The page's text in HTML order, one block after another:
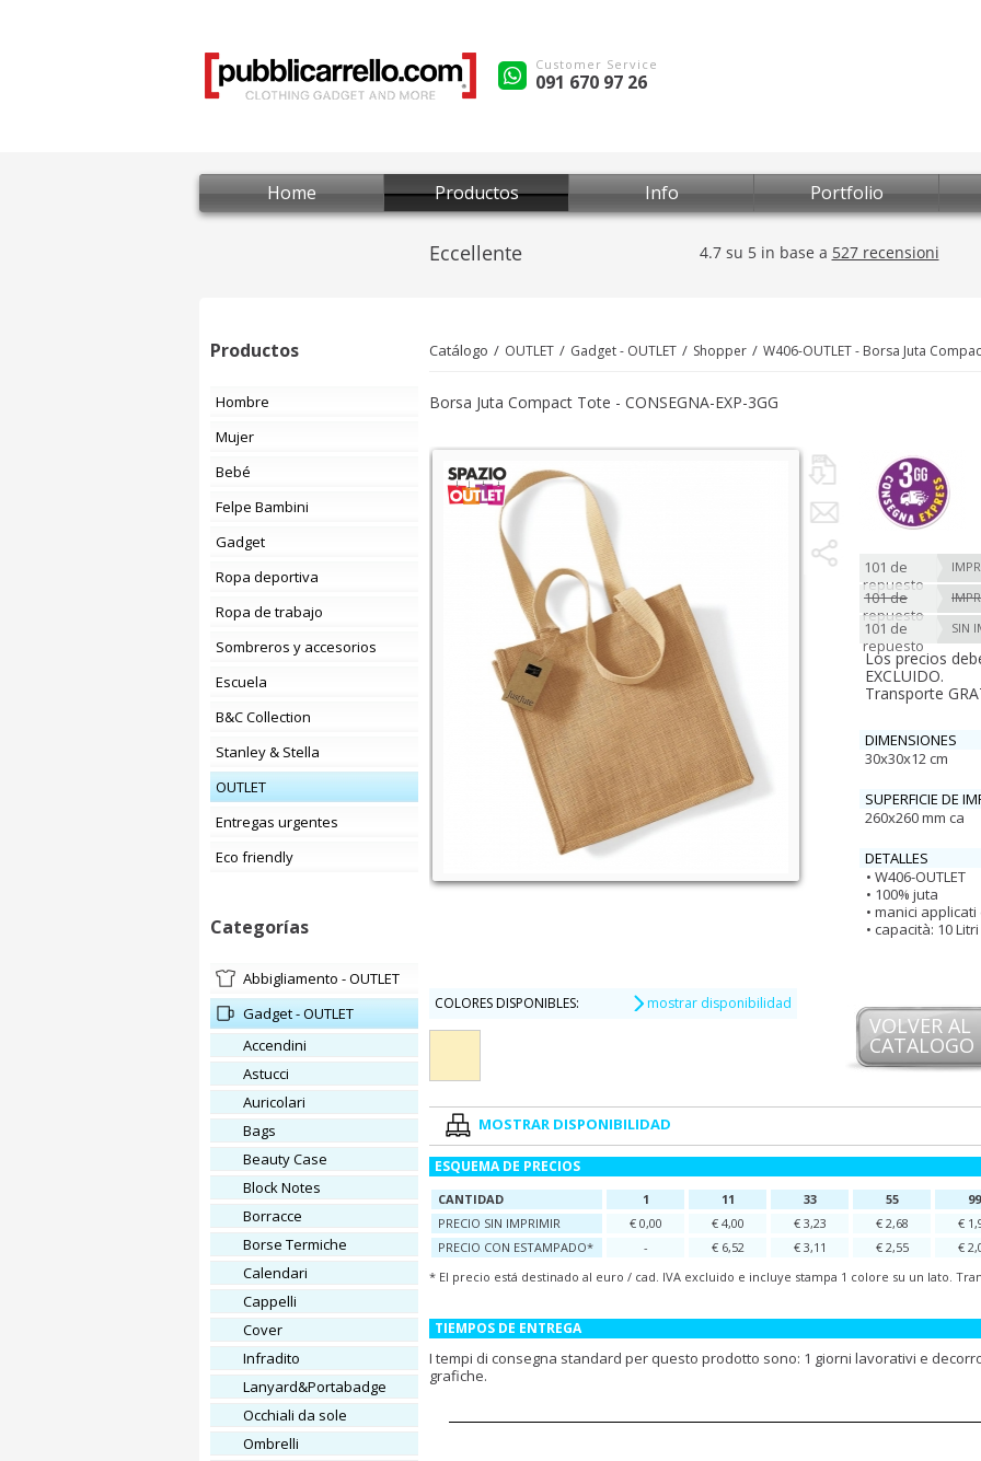
Customer Service
091 670 97 26
Home Productos Info Portfolio
Productos
Hombre
Mujer
Bebé
Felpe Bambini
Gadget
Ropa deportiva
Ropa de trabajo
Sombreros y accesorios
Escuela
B&C Collection
Stanley & Stella
OUTLET
Entregas urgentes
Eco friendly
Categorías
Abbigliamento - OUTLET
Gadget - OUTLET
Accendini
Astucci
Auricolari
Bags
Beauty Case
Block Notes
Borracce
Borse Termiche
Calendari
Cappelli
Cover
Infradito
Lanyard&Portabadge
Occhiali da sole
Ombrelli
Catálogo OUTLET Gadget - OUTLET Shopper W406-OUTLET - Borsa Juta
Borsa Juta Compact Tote - CONSEGNA-EXP-3GG
101 de
repuesto
101 de
repuesto
101 de
repuesto
SIN
Los precios
EXCLUIDO.
Transporte
DIMENSIONES
30x30x12 cm
SUPERFICIE DE
260x260 mm ca
DETALLES
W406-OUTLET
100% juta
manici
capacità: 10 Litri
COLORES DISPONIBLES: mostrar disponibilidad
VOLVER AL
CATALOGO
MOSTRAR DISPONIBILIDAD
ESQUEMA DE PRECIOS
CANTIDAD 1 11 33 55
99
PRECIO SIN IMPRIMIR
€ 0,00 € 4,00 € 3,23 € 2,68
€
PRECIO CON ESTAMPADO*
- € 6,52 € 3,11 € 2,55
€
* El precio está destinado al euro / cad. IVA excluido e incluye stampa 1 colore su un lato.
TIEMPOS DE ENTREGA
I tempi di consegna standard per questo prodotto sono: 1 giorni lavorativi e
grafiche.